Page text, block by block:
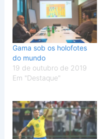
Gama sob os holofotes
do mundo
19 de outubro de 2019
Em "Destaque"